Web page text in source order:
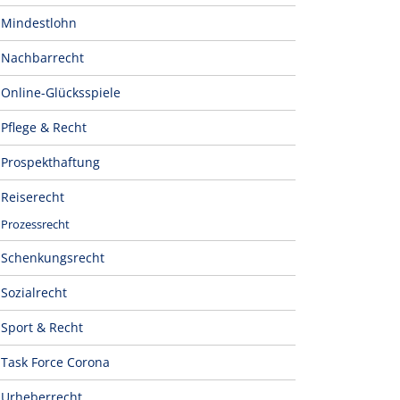
Mindestlohn
Nachbarrecht
Online-Glücksspiele
Pflege & Recht
Prospekthaftung
Reiserecht
Prozessrecht
Schenkungsrecht
Sozialrecht
Sport & Recht
Task Force Corona